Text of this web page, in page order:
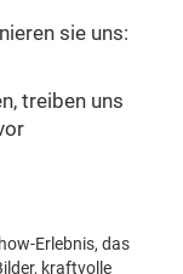
sie uns:
treiben uns
Erlebnis, das
kraftvolle